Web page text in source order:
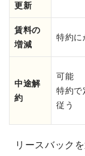
更新
賃料の
増減
特約に
中途解
約
可能
特約で
従う
リースバック